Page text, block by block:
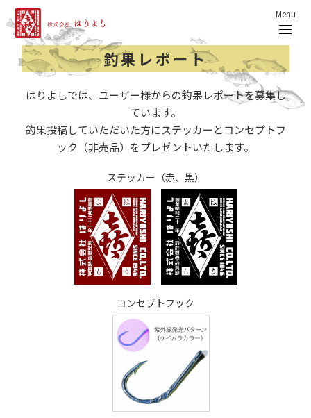
Menu
釣果レポート
はりよしでは、ユーザー様からの釣果レポートを募集し
ています。
釣果投稿していただいた方にステッカーとコンセプトフ
ック（非売品）をプレゼントいたします。
ステッカー（赤、黒）
コンセプトフック